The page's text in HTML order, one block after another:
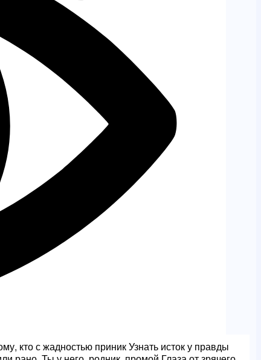
кто с жадностью приник Узнать исток у правды